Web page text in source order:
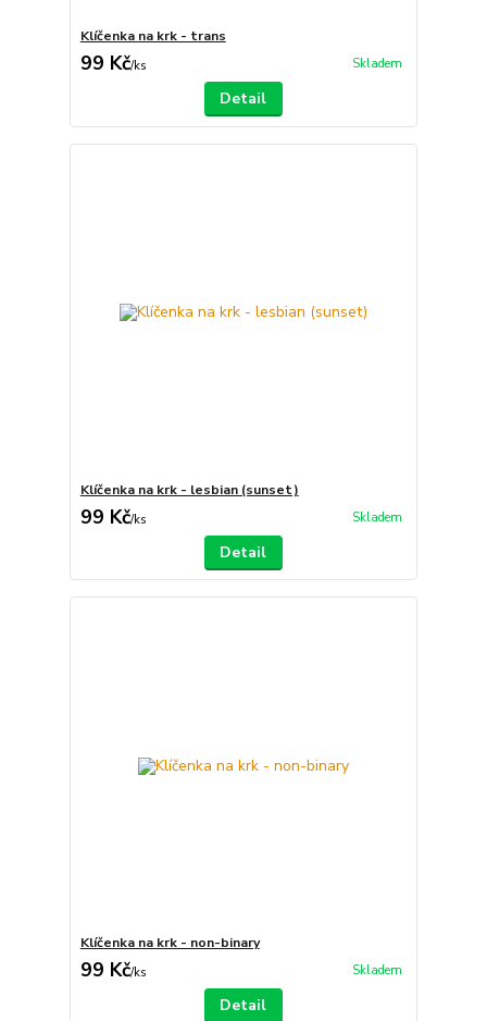
Klíčenka na krk - trans
99 Kč/ks Skladem
Detail
Klíčenka na krk - lesbian (sunset)
99 Kč/ks Skladem
Detail
Klíčenka na krk - non-binary
99 Kč/ks Skladem
Detail